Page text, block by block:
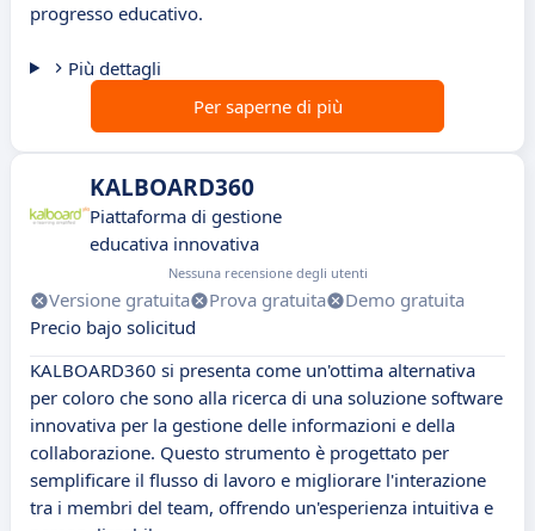
progresso educativo.
Più dettagli
Per saperne di più
KALBOARD360
Piattaforma di gestione
educativa innovativa
Nessuna recensione degli utenti
Versione gratuita Prova gratuita
Demo gratuita
Precio bajo solicitud
KALBOARD360 si presenta come un'ottima alternativa
per coloro che sono alla ricerca di una soluzione software
innovativa per la gestione delle informazioni e della
collaborazione. Questo strumento è progettato per
semplificare il flusso di lavoro e migliorare l'interazione
tra i membri del team, offrendo un'esperienza intuitiva e